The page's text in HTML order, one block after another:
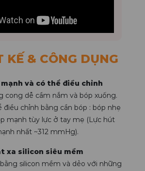
KẾ & CÔNG DỤNG
và có thể điều chỉnh
cong dễ cầm nắm và bóp xuống.
điều chỉnh bằng cần bóp : bóp nhẹ
mạnh tùy lực ở tay mẹ (Lực hút
nhất ~312 mmHg).
xa silicon siêu mềm
silicon mềm và dẻo với những